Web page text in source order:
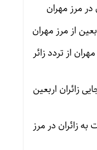
در مرز مهران
از تردد زائر
زائران اربعین
زائران در مرز